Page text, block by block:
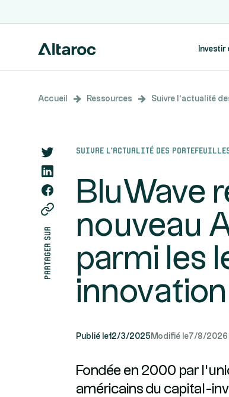
Investir
Accueil Ressources Suivre l’actualité
partager sur
Suivre l’actualité des
BluWave
nouveau
parmi les
Publié le12/3/2025 Modifié le7/8/2026
Fondée en 2000 par
américains du capital-